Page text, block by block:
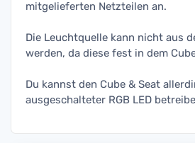
mitgelieferten Netzteilen an.
Die Leuchtquelle kann nicht aus
werden, da diese fest in dem
Du kannst den Cube & Seat
ausgeschalteter RGB LED